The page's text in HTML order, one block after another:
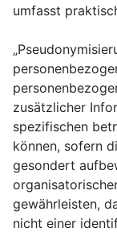
umfasst
zusätzlicher
spezifischen
können, sofern
gesondert
gewährleisten,
nicht einer